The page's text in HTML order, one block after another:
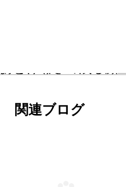
ーム内での印象的
舞う花びらをあしら
「カルバード共和
関連ブログ